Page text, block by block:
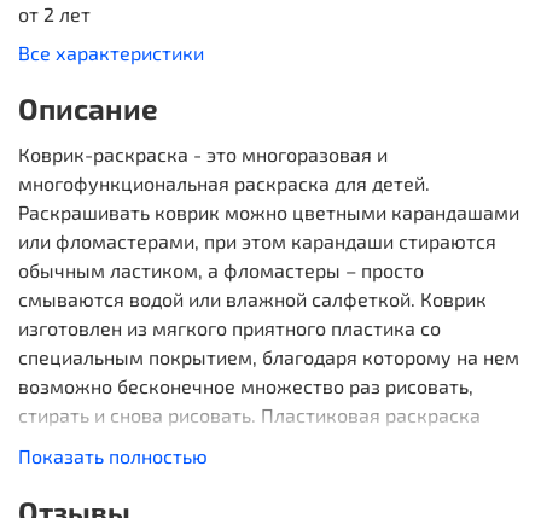
от 2 лет
Все характеристики
Описание
Коврик-раскраска - это многоразовая и
многофункциональная раскраска для детей.
Раскрашивать коврик можно цветными карандашами
или фломастерами, при этом карандаши стираются
обычным ластиком, а фломастеры – просто
смываются водой или влажной салфеткой. Коврик
изготовлен из мягкого приятного пластика со
специальным покрытием, благодаря которому на нем
возможно бесконечное множество раз рисовать,
стирать и снова рисовать. Пластиковая раскраска
или рабочего стола. На ней можно лепить, творить и
не бояться за поверхность стола.
Показать полностью